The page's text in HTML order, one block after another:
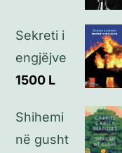
Sekreti i
engjëjve
1500 L
Shihemi
në gusht